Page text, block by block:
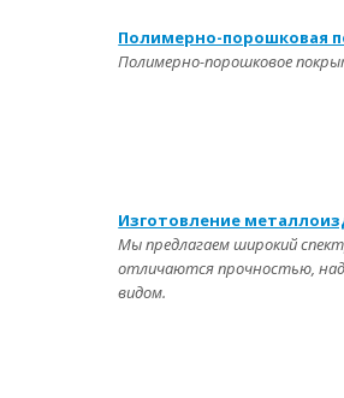
Полимерно-порошковая
Полимерно-порошковое
Изготовление
Мы предлагаем широкий
отличаются прочностью,
видом.